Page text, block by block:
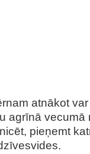
atnākot
agrīnā
pieņemt